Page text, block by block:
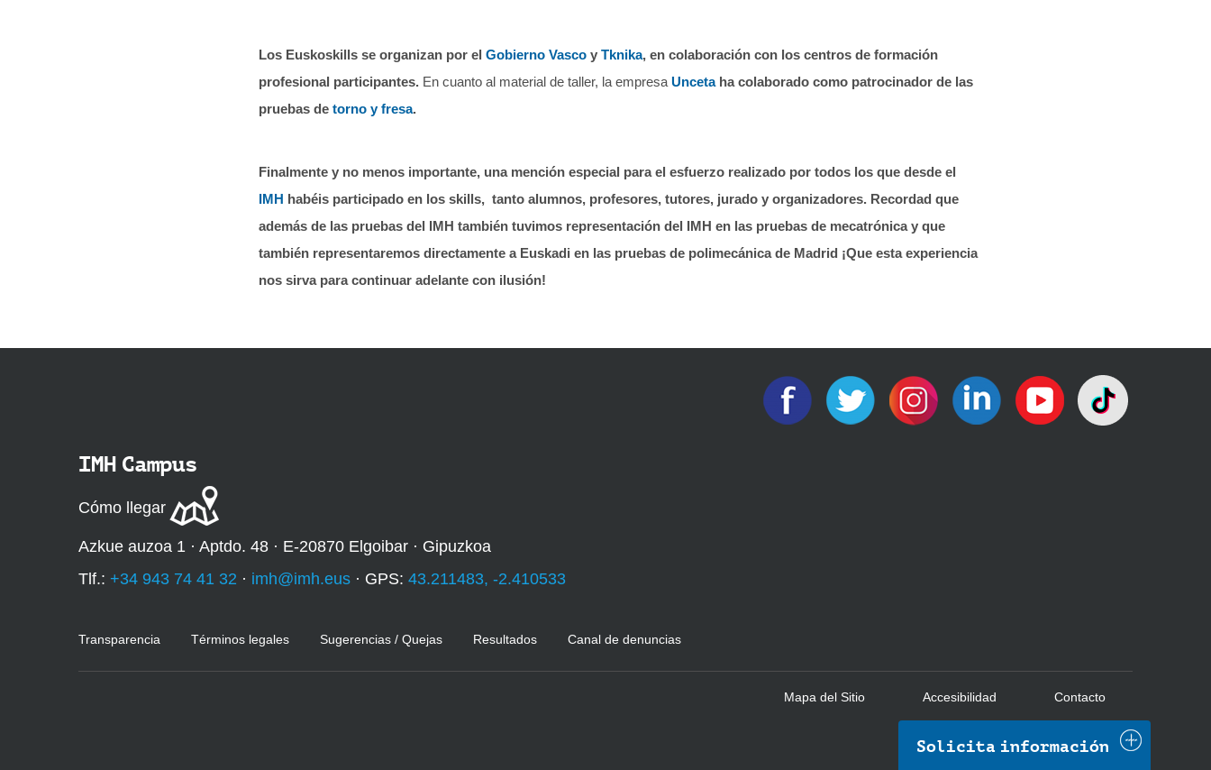
Los Euskoskills se organizan por el Gobierno Vasco y Tknika, en colaboración con los centros de formación
profesional participantes. En cuanto al material de taller, la empresa Unceta ha colaborado como patrocinador de las
pruebas de torno y fresa.
Finalmente y no menos importante, una mención especial para el esfuerzo realizado por todos los que desde el
IMH habéis participado en los skills, tanto alumnos, profesores, tutores, jurado y organizadores. Recordad que
además de las pruebas del IMH también tuvimos representación del IMH en las pruebas de mecatrónica y que
también representaremos directamente a Euskadi en las pruebas de polimecánica de Madrid ¡Que esta experiencia
nos sirva para continuar adelante con ilusión!
Solicita información
IMH Campus
Cómo llegar
Azkue auzoa 1 · Aptdo. 48 · E-20870 Elgoibar · Gipuzkoa
Tlf.: +34 943 74 41 32 · imh@imh.eus · GPS: 43.211483, -2.410533
Transparencia Términos legales Sugerencias / Quejas Resultados Canal de denuncias
Mapa del Sitio Accesibilidad Contacto